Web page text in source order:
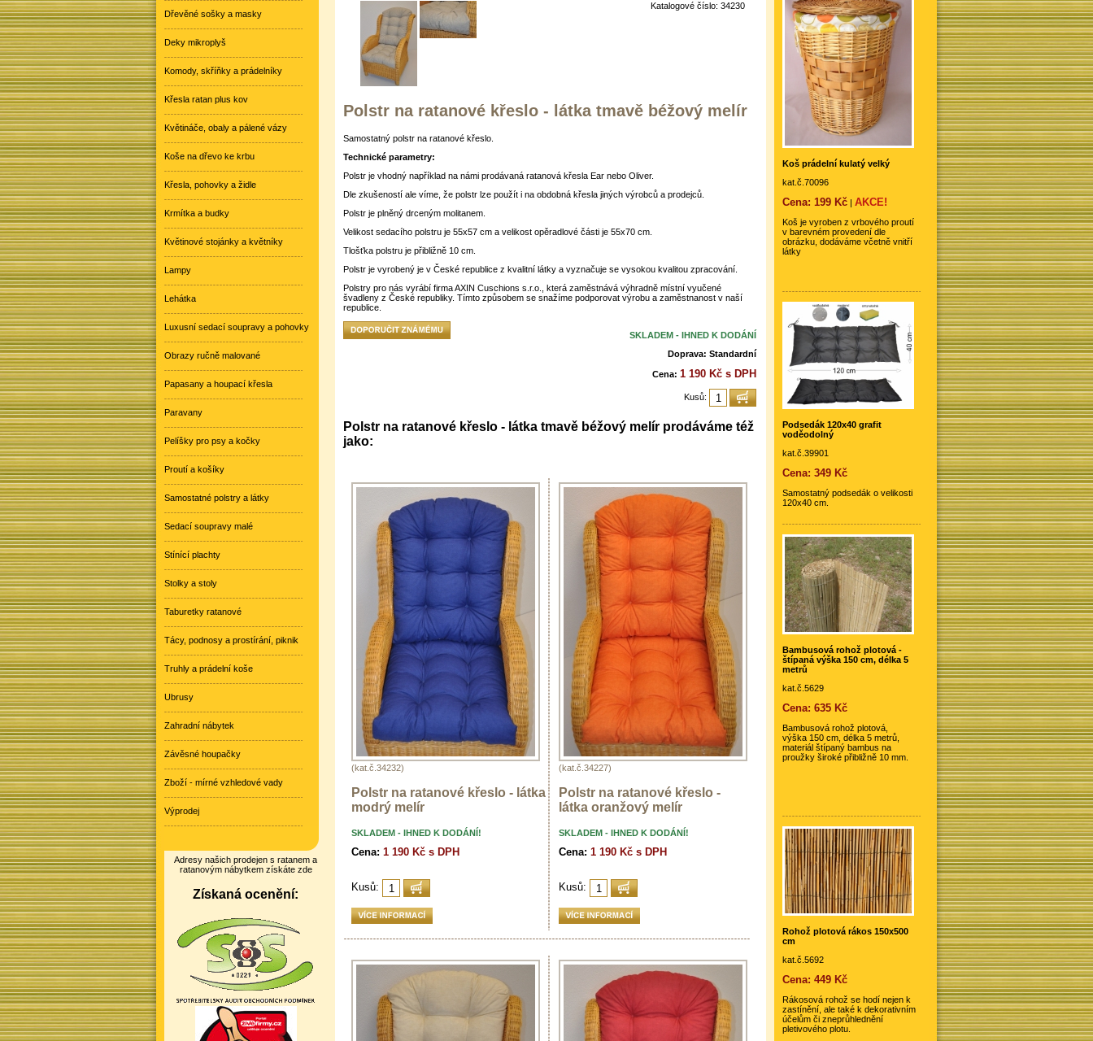
Katalogové číslo: 34230
Polstr na ratanové křeslo - látka tmavě béžový melír
Samostatný polstr na ratanové křeslo.
Technické parametry:
Polstr je vhodný například na námi prodávaná ratanová křesla Ear nebo Oliver.
Dle zkušeností ale víme, že polstr lze použít i na obdobná křesla jiných výrobců a prodejců.
Polstr je plněný drceným molitanem.
Velikost sedacího polstru je 55x57 cm a velikost opěradlové části je 55x70 cm.
Tlošťka polstru je přibližně 10 cm.
Polstr je vyrobený je v České republice z kvalitní látky a vyznačuje se vysokou kvalitou zpracování.
Polstry pro nás vyrábí firma AXIN Cuschions s.r.o., která zaměstnává výhradně místní vyučené
švadleny z České republiky. Tímto způsobem se snažíme podporovat výrobu a zaměstnanost v naší
republice.
SKLADEM - IHNED K DODÁNÍ
Doprava: Standardní
Cena: 1 190 Kč s DPH
Kusů:
Polstr na ratanové křeslo - látka tmavě béžový melír prodáváme též
jako:
(kat.č.34232)
Polstr na ratanové křeslo - látka
modrý melír
SKLADEM - IHNED K DODÁNÍ!
Cena: 1 190 Kč s DPH
Kusů:
(kat.č.34227)
Polstr na ratanové křeslo -
látka oranžový melír
SKLADEM - IHNED K DODÁNÍ!
Cena: 1 190 Kč s DPH
Kusů:
Koš prádelní kulatý velký
kat.č.70096
Cena: 199 Kč | AKCE!
Koš je vyroben z vrbového proutí
v barevném provedení dle
obrázku, dodáváme včetně vnitří
látky
Podsedák 120x40 grafit
voděodolný
kat.č.39901
Cena: 349 Kč
Samostatný podsedák o velikosti
120x40 cm.
Bambusová rohož plotová -
štípaná výška 150 cm, délka 5
metrů
kat.č.5629
Cena: 635 Kč
Bambusová rohož plotová,
výška 150 cm, délka 5 metrů,
materiál štípaný bambus na
proužky široké přibližně 10 mm.
Rohož plotová rákos 150x500
cm
kat.č.5692
Cena: 449 Kč
Rákosová rohož se hodí nejen k
zastínění, ale také k dekorativním
účelům či zneprůhlednění
pletivového plotu.
Dřevěné sošky a masky
Deky mikroplyš
Komody, skříňky a prádelníky
Křesla ratan plus kov
Květináče, obaly a pálené vázy
Koše na dřevo ke krbu
Křesla, pohovky a židle
Krmítka a budky
Květinové stojánky a květníky
Lampy
Lehátka
Luxusní sedací soupravy a pohovky
Obrazy ručně malované
Papasany a houpací křesla
Paravany
Pelíšky pro psy a kočky
Proutí a košíky
Samostatné polstry a látky
Sedací soupravy malé
Stínící plachty
Stolky a stoly
Taburetky ratanové
Tácy, podnosy a prostírání, piknik
Truhly a prádelní koše
Ubrusy
Zahradní nábytek
Závěsné houpačky
Zboží - mírné vzhledové vady
Výprodej
Adresy našich prodejen s ratanem a
ratanovým nábytkem získáte zde
Získaná ocenění: